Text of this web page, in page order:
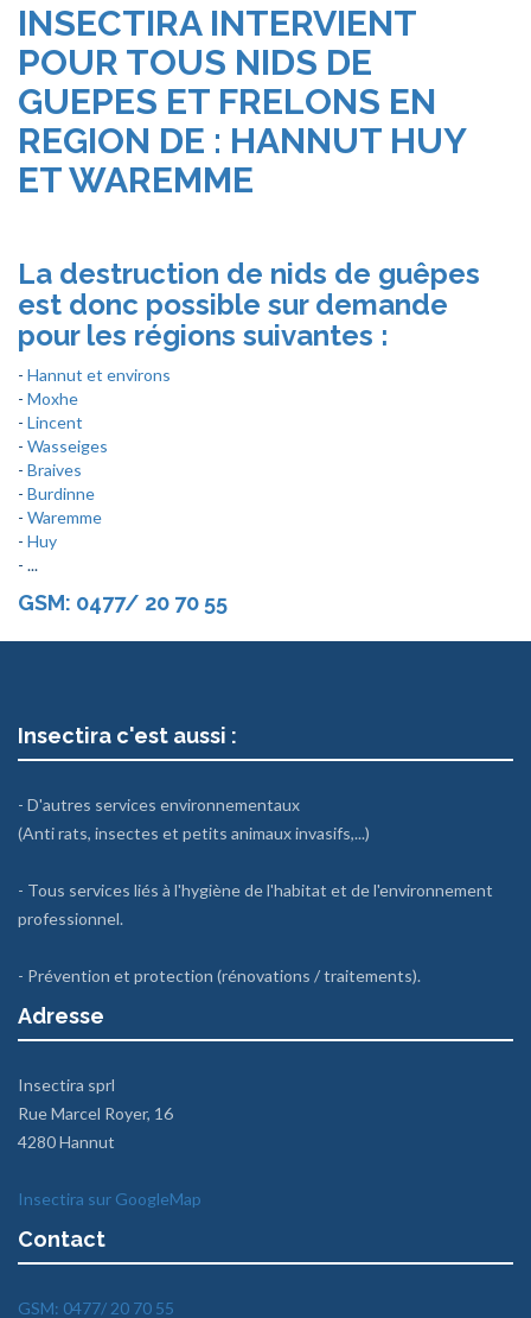
INSECTIRA INTERVIENT
POUR TOUS NIDS DE
GUEPES ET FRELONS EN
REGION DE : HANNUT HUY
ET WAREMME
La destruction de nids de guêpes
est donc possible sur demande
pour les régions suivantes :
- Hannut et environs
- Moxhe
- Lincent
- Wasseiges
- Braives
- Burdinne
- Waremme
- Huy
- ...
GSM: 0477/ 20 70 55
Insectira c'est aussi :
- D'autres services environnementaux
(Anti rats, insectes et petits animaux invasifs,...)
- Tous services liés à l'hygiène de l'habitat et de l'environnement
professionnel.
- Prévention et protection (rénovations / traitements).
Adresse
Insectira sprl
Rue Marcel Royer, 16
4280 Hannut
Insectira sur GoogleMap
Contact
GSM: 0477/ 20 70 55